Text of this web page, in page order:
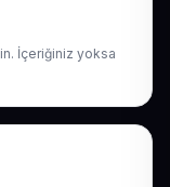
İçeriğiniz yoksa